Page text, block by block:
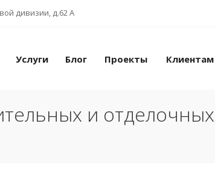
дивизии, д.62 А
Услуги Блог Проекты Клиентам
и